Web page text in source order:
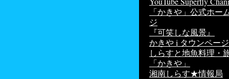
「かきや」公式ホー
ジ
『可笑しな風景』
かきや i タウンページ
しらすと地魚料理・
「かきや」
湘南しらす★情報局